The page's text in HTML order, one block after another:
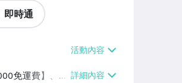
即時通
免運費】、萊